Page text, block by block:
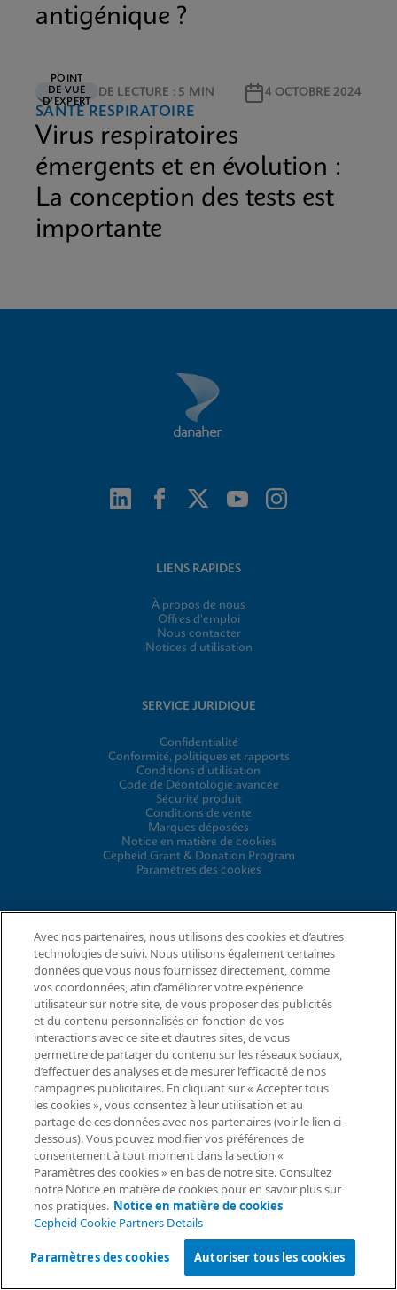
antigénique ?
POINT
DE VUE
D’EXPERT
TEMPS DE LECTURE : 5 MIN 4 OCTOBRE 2024
SANTÉ RESPIRATOIRE
Virus respiratoires
émergents et en évolution :
La conception des tests est
importante
LIENS RAPIDES
À propos de nous
Offres d'emploi
Nous contacter
Notices d'utilisation
SERVICE JURIDIQUE
Confidentialité
Conformité, politiques et rapports
Conditions d’utilisation
Code de Déontologie avancée
Sécurité produit
Conditions de vente
Marques déposées
Notice en matière de cookies
Cepheid Grant & Donation Program
Paramètres des cookies
Contrat de traitement des données
Conditions générales relatives à la sécurité de l’information
© 2026 Cepheid. Cepheid®, le logo Cepheid, GeneXpert®,
Xpert® et I-CORE® sont des marques commerciales de Cepheid
enregistrées aux États-Unis et dans d’autres pays.
Avec nos partenaires, nous utilisons des cookies et d’autres
technologies de suivi. Nous utilisons également certaines
données que vous nous fournissez directement, comme
vos coordonnées, afin d’améliorer votre expérience
utilisateur sur notre site, de vous proposer des publicités
et du contenu personnalisés en fonction de vos
interactions avec ce site et d’autres sites, de vous
permettre de partager du contenu sur les réseaux sociaux,
d’effectuer des analyses et de mesurer l’efficacité de nos
campagnes publicitaires. En cliquant sur « Accepter tous
les cookies », vous consentez à leur utilisation et au
partage de ces données avec nos partenaires (voir le lien ci-
dessous). Vous pouvez modifier vos préférences de
consentement à tout moment dans la section «
Paramètres des cookies » en bas de notre site. Consultez
notre Notice en matière de cookies pour en savoir plus sur
nos pratiques. Notice en matière de cookies
Cepheid Cookie Partners Details
Paramètres des cookies Autoriser tous les cookies